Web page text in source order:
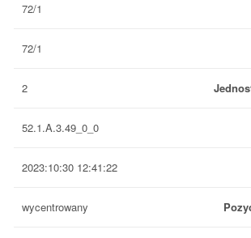
72/1
72/1
2
52.1.A.3.49_0_0
2023:10:30 12:41:22
wycentrowany